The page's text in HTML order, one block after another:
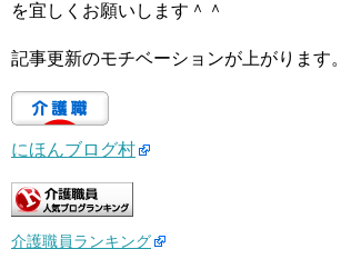
を宜しくお願いします＾＾
記事更新のモチベーションが上がります。
にほんブログ村
介護職員ランキング